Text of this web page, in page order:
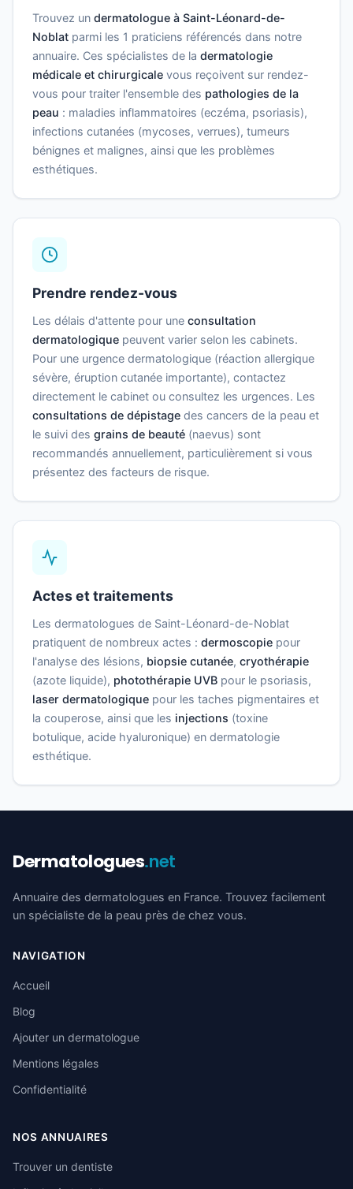
Trouvez un dermatologue à Saint-Léonard-de-
Noblat parmi les 1 praticiens référencés dans notre
annuaire. Ces spécialistes de la dermatologie
médicale et chirurgicale vous reçoivent sur rendez-
vous pour traiter l'ensemble des pathologies de la
peau : maladies inflammatoires (eczéma, psoriasis),
infections cutanées (mycoses, verrues), tumeurs
bénignes et malignes, ainsi que les problèmes
esthétiques.
Prendre rendez-vous
Les délais d'attente pour une consultation
dermatologique peuvent varier selon les cabinets.
Pour une urgence dermatologique (réaction allergique
sévère, éruption cutanée importante), contactez
directement le cabinet ou consultez les urgences. Les
consultations de dépistage des cancers de la peau et
le suivi des grains de beauté (naevus) sont
recommandés annuellement, particulièrement si vous
présentez des facteurs de risque.
Actes et traitements
Les dermatologues de Saint-Léonard-de-Noblat
pratiquent de nombreux actes : dermoscopie pour
l'analyse des lésions, biopsie cutanée, cryothérapie
(azote liquide), photothérapie UVB pour le psoriasis,
laser dermatologique pour les taches pigmentaires et
la couperose, ainsi que les injections (toxine
botulique, acide hyaluronique) en dermatologie
esthétique.
Dermatologues.net
Annuaire des dermatologues en France. Trouvez facilement
un spécialiste de la peau près de chez vous.
NAVIGATION
Accueil
Blog
Ajouter un dermatologue
Mentions légales
Confidentialité
NOS ANNUAIRES
Trouver un dentiste